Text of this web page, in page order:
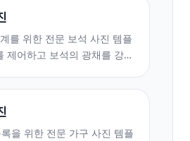
를 위한 전문 보석 사진 템플
제어하고 보석의 광채를 강화
합니다.
을 위한 전문 가구 사진 템플